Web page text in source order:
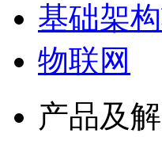
基础架
物联网
产品及